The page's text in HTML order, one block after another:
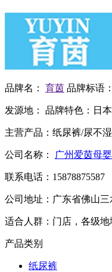
品牌名： 育茵 品牌标语：
发源地： 品牌特色： 日
主营产品： 纸尿裤/尿不
公司名称： 广州爱茵母
联系电话： 15878875587
公司地址： 广东省佛山三
适合人群： 门店，各级
产品类别
纸尿裤